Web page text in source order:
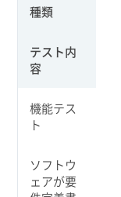
種類
テスト内
容
機能テス
ト
ソフトウ
ェアが要